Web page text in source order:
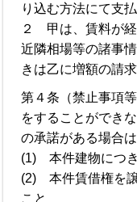
り込む方法にて支
２ 甲は、賃料が経
近隣相場等の諸事
きは乙に増額の請
第４条（禁止事項
をすることができ
の承諾がある場合
(1) 本件建物につ
(2) 本件賃借権を
こと